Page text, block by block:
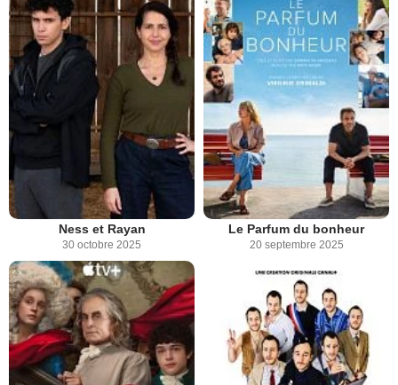
Ness et Rayan
30 octobre 2025
Le Parfum du bonheur
20 septembre 2025